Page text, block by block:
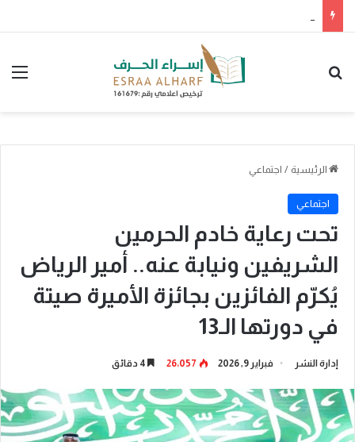
الرئيسية / اجتماعي
اجتماعي
تحت رعاية خادم الحرمين
الشريفين ونيابة عنه.. أمير الرياض
يُكرّم الفائزين بجائزة الأميرة صيتة
في دورتها الـ13
إدارة النشر فبراير 9, 2026 26٬057